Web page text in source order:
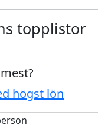
topplistor
högst lön